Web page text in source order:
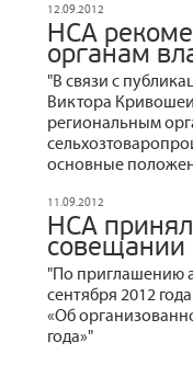
12.09.2012
НСА
органам
"В связи с
Виктора
региональным
основные
11.09.2012
НСА
совещании
"По приглашению
сентября 2012
«Об
года»"